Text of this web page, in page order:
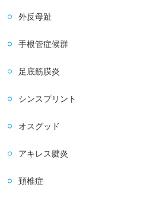
外反母趾
手根管症候群
足底筋膜炎
シンスプリント
オスグッド
アキレス腱炎
頚椎症